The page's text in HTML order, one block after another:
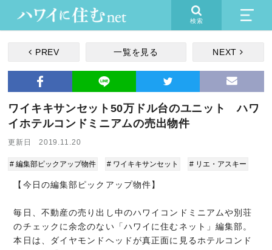
検索
PREV 一覧を見る NEXT
ワイキキサンセット50万ドル台のユニット ハワ
イホテルコンドミニアムの売出物件
更新日 2019.11.20
# 編集部ピックアップ物件 # ワイキキサンセット # リエ・アスキー
【今日の編集部ピックアップ物件】
毎日、不動産の売り出し中のハワイコンドミニアムや別荘
のチェックに余念のない「ハワイに住むネット」編集部。
本日は、ダイヤモンドヘッドが真正面に見るホテルコンド